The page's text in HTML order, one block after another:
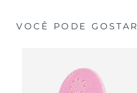
VOCÊ PODE GOSTAR